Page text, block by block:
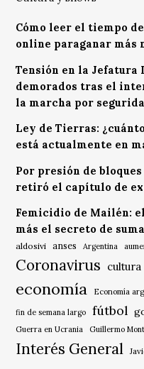
Cómo leer el tiempo
online paraganar más
Tensión en la Jefatura
demorados tras el
la marcha por
Ley de Tierras:
está actualmente en
Por presión de
retiró el capítulo de
Femicidio de Mailén:
más el secreto de
aldosivi anses Argentina
Coronavirus cultura
economía Economía
fin de semana largo fútbol
Guerra en Ucrania Guillermo
Interés General